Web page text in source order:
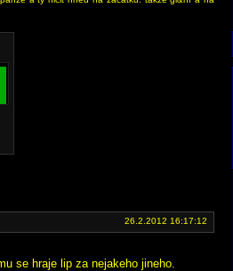
26.2.2012 16:17:12
se hraje lip za nejakeho jineho.